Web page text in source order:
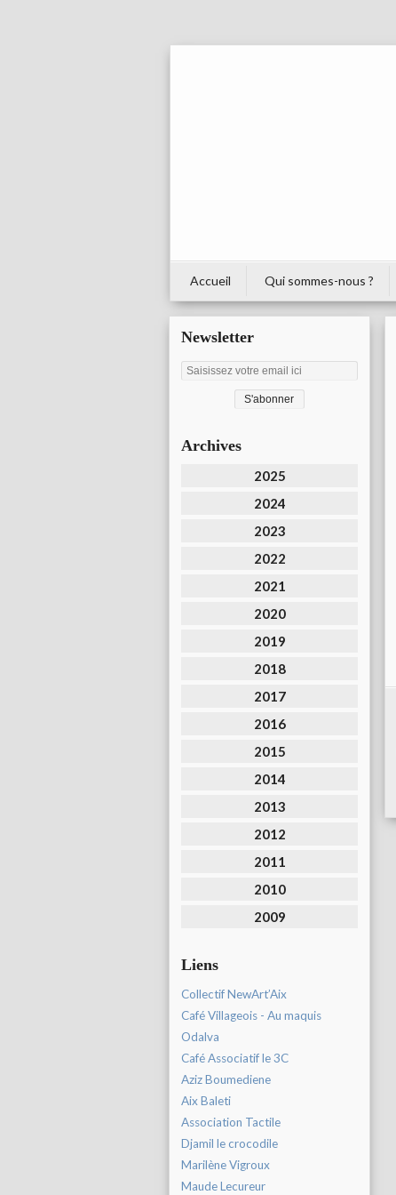
Accueil Qui sommes-nous ?
Newsletter
Archives
2025
2024
2023
2022
2021
2020
2019
2018
2017
2016
2015
2014
2013
2012
2011
2010
2009
Liens
Collectif NewArt’Aix
Café Villageois - Au maquis
Odalva
Café Associatif le 3C
Aziz Boumediene
Aix Baleti
Association Tactile
Djamil le crocodile
Marilène Vigroux
Maude Lecureur